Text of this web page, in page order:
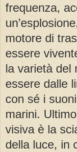
frequenza,
motore di
essere
la varietà del
essere dalle
con sé i
marini.
visiva è la
della luce, in